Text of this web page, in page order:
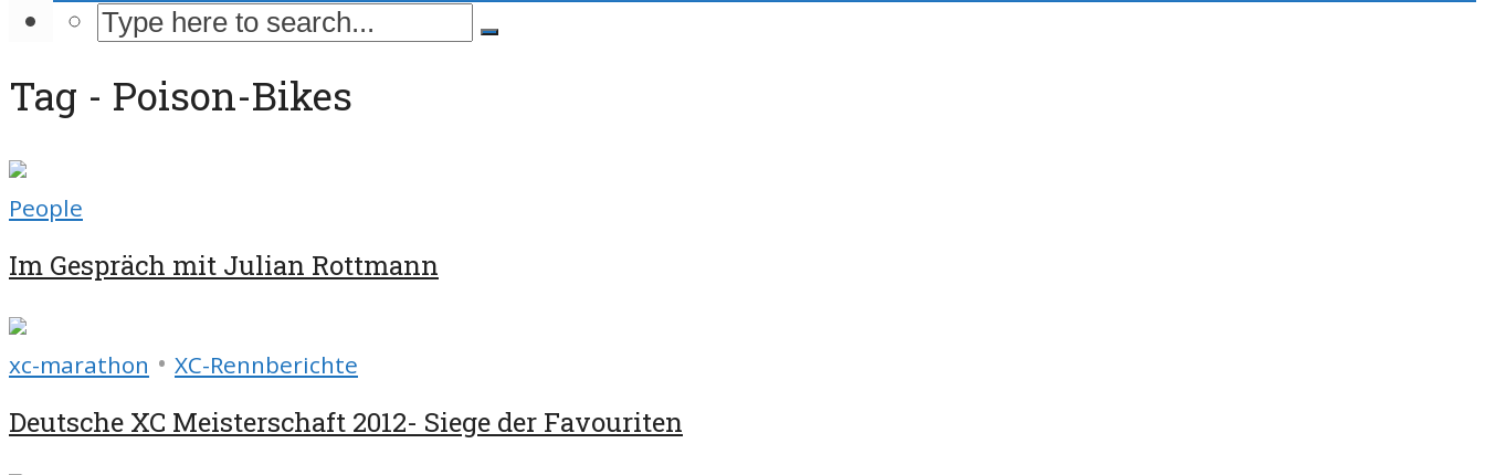
Tag - Poison-Bikes
People
Im Gespräch mit Julian Rottmann
xc-marathon • XC-Rennberichte
Deutsche XC Meisterschaft 2012- Siege der Favouriten